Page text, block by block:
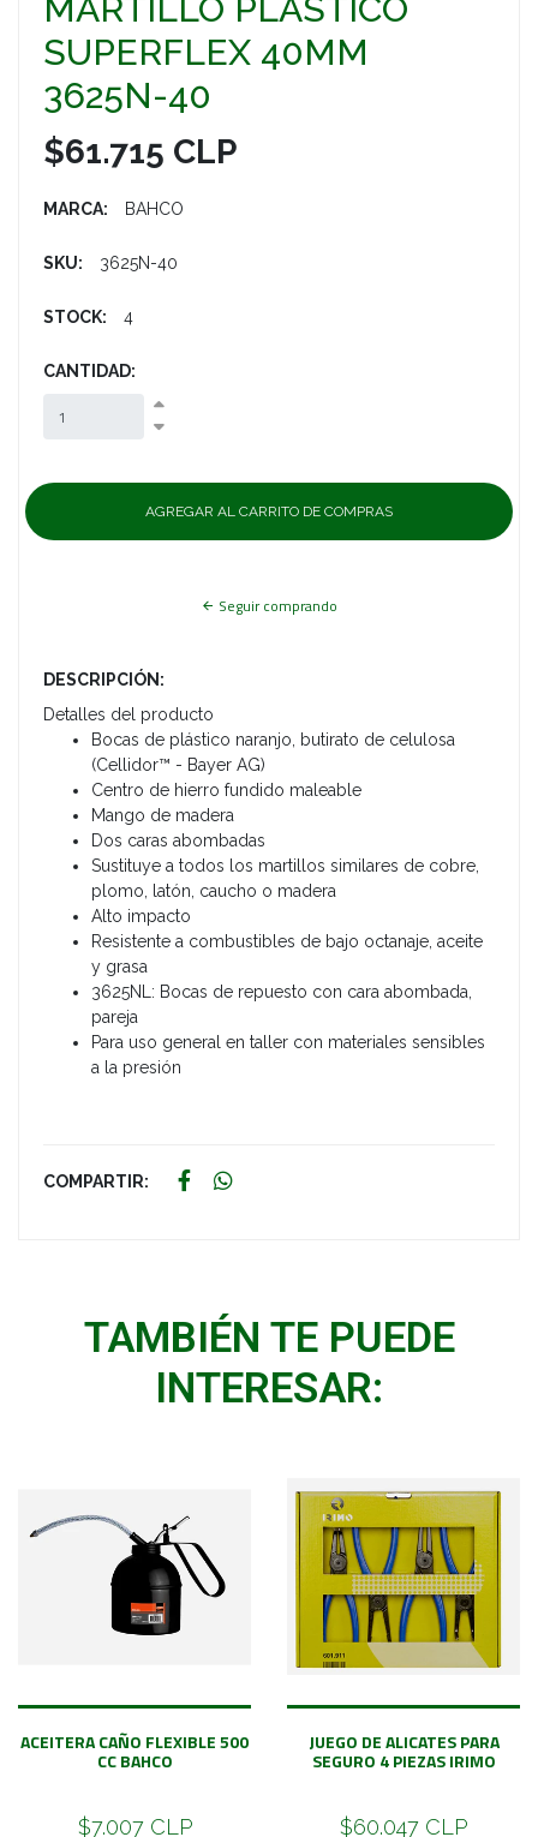
MARTILLO PLASTICO
SUPERFLEX 40MM
3625N-40
$61.715 CLP
MARCA: BAHCO
SKU: 3625N-40
STOCK: 4
CANTIDAD:
Seguir comprando
DESCRIPCIÓN:
Detalles del producto
Bocas de plástico naranjo, butirato de celulosa
(Cellidor™ - Bayer AG)
Centro de hierro fundido maleable
Mango de madera
Dos caras abombadas
Sustituye a todos los martillos similares de cobre,
plomo, latón, caucho o madera
Alto impacto
Resistente a combustibles de bajo octanaje, aceite
y grasa
3625NL: Bocas de repuesto con cara abombada,
pareja
Para uso general en taller con materiales sensibles
a la presión
COMPARTIR:
TAMBIÉN TE PUEDE
INTERESAR:
ACEITERA CAÑO FLEXIBLE 500
CC BAHCO
$7.007 CLP
JUEGO DE ALICATES PARA
SEGURO 4 PIEZAS IRIMO
$60.047 CLP